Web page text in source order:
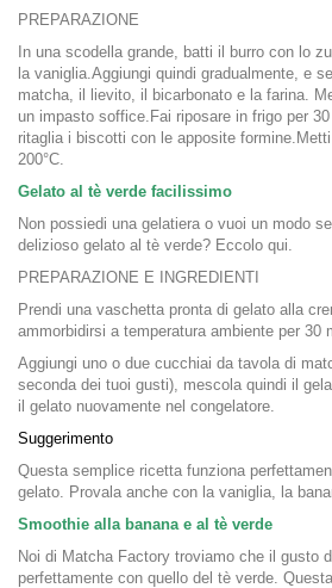
PREPARAZIONE
In una scodella grande, batti il burro con lo
la vaniglia.Aggiungi quindi gradualmente, e
matcha, il lievito, il bicarbonato e la farina.
un impasto soffice.Fai riposare in frigo per
ritaglia i biscotti con le apposite
200°C.
Gelato al tè verde facilissimo
Non possiedi una gelatiera o vuoi un modo
delizioso gelato al tè verde? Eccolo qui.
PREPARAZIONE E INGREDIENTI
Prendi una vaschetta pronta di gelato alla
ammorbidirsi a temperatura ambiente per 30
Aggiungi uno o due cucchiai da tavola di
seconda dei tuoi gusti), mescola quindi il
il gelato nuovamente nel congelatore.
Suggerimento
Questa semplice ricetta funziona
gelato. Provala anche con la vaniglia, la
Smoothie alla banana e al tè verde
Noi di Matcha Factory troviamo che il gusto
perfettamente con quello del tè verde.